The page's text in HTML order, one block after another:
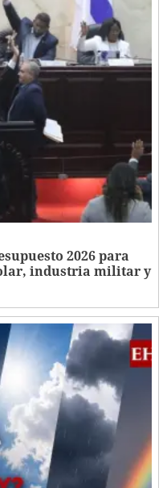
2026 para
industria militar y